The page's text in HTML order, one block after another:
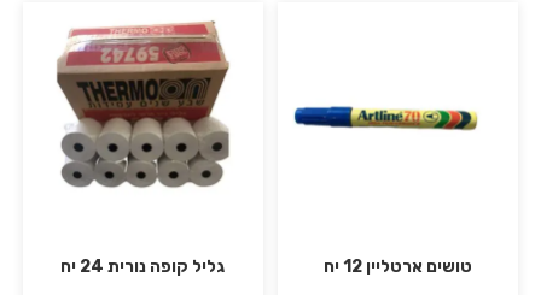
טושים ארטליין 12 יח גליל קופה נורית 24 יח